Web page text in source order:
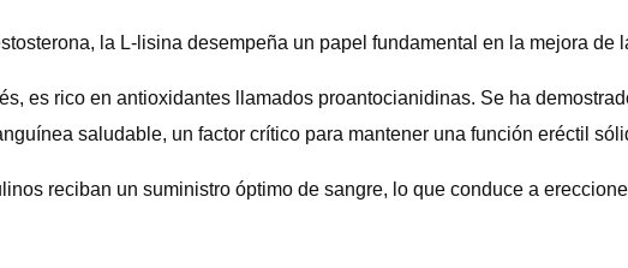
la L-lisina desempeña un papel fundamental en la mejora de
es rico en antioxidantes llamados proantocianidinas. Se ha
saludable, un factor crítico para mantener una función eréctil
reciban un suministro óptimo de sangre, lo que conduce a